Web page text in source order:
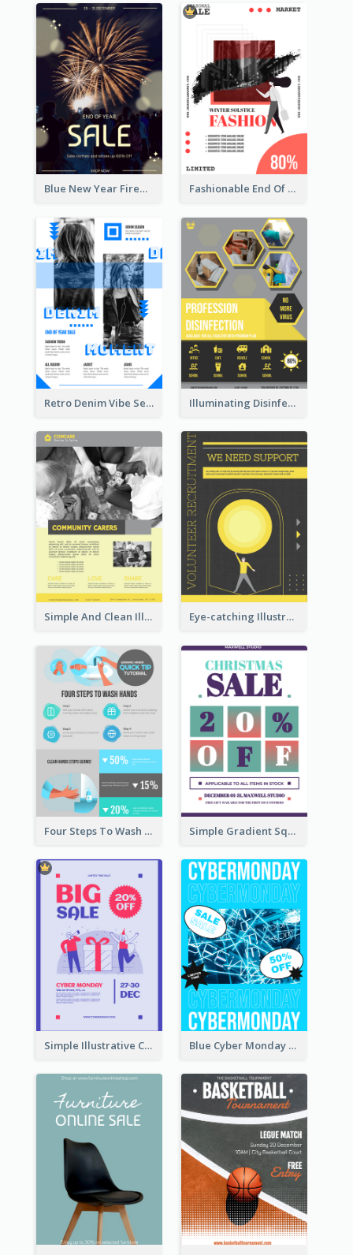
Blue New Year Firework Photo Sale Poster Fashionable End Of Sale Poster Design Template
Retro Denim Vibe Seasonal Sale Poster Design Illuminating Disinfection Promotional Poster Design
Simple And Clean Illuminating Community Poster Design Eye-catching Illustration Illuminating Design Template
Four Steps To Wash Hands Infographic Poster Simple Gradient Square Poster With Bold Text Design
Simple Illustrative Cyber Monday Sales Poster Design Blue Cyber Monday Sale Trendy Poster